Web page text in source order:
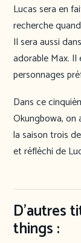
Lucas sera en
recherche
Il sera aussi
adorable Max. Il
personnages
Dans ce
Okungbowa, on
la saison trois
et réfléchi de
D’autres
things :